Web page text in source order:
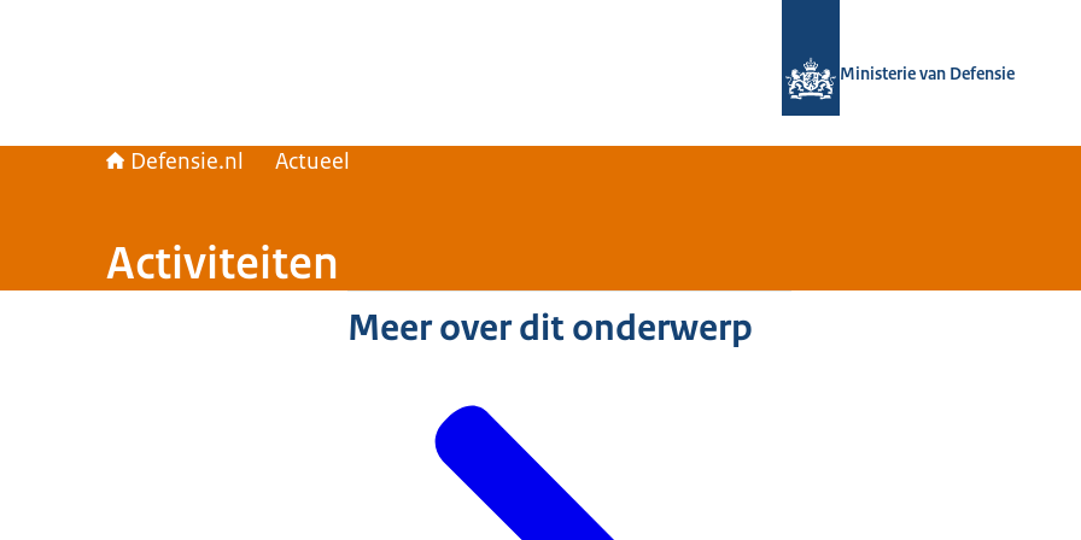
Ministerie van Defensie
Defensie.nl Actueel
Activiteiten
Meer over dit onderwerp